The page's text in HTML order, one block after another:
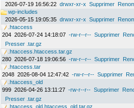
2026-07-19 16:56:22 drwxr-xr-x Supprimer
wp-includes
2026-05-15 19:05:35 drwxr-xr-x Supprimer
.htaccess
204 2026-07-24 14:18:07 -rw-r--r-- Supprimer
Presser .tar.gz
.htaccess.htaccess.tar.gz
280 2026-07-18 19:06:56 -rw-r--r-- Supprimer
.htaccess.tar
2048 2026-08-04 12:47:42 -rw-r--r-- Supprimer
.htaccess_old
999 2026-04-26 13:11:27 -rw-r--r-- Supprimer
Presser .tar.gz
.htaccess_old.htaccess_old.tar.gz